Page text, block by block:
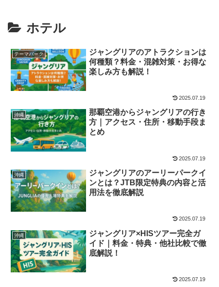
ホテル
テーマパーク
ジャングリアのアトラクションは
何種類？料金・混雑対策・お得な
楽しみ方も解説！
2025.07.19
沖縄
那覇空港からジャングリアの行き
方｜アクセス・住所・移動手段ま
とめ
2025.07.19
沖縄
ジャングリアのアーリーパークイ
ンとは？JTB限定特典の内容と活
用法を徹底解説
2025.07.19
沖縄
ジャングリア×HISツアー完全ガ
イド｜料金・特典・他社比較で徹
底解説！
2025.07.19